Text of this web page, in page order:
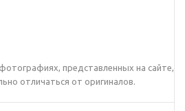
представленных на сайте,
отличаться от оригиналов.